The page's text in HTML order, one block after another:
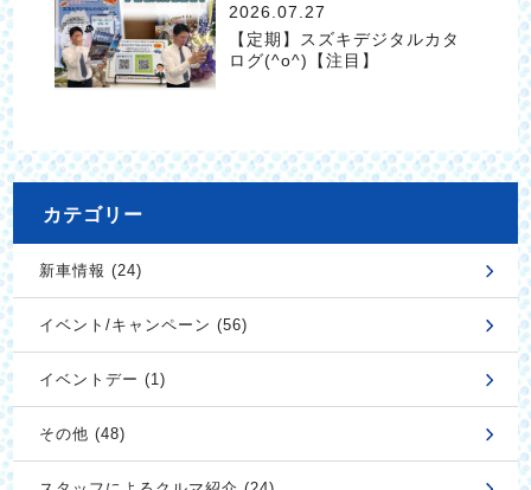
2026.07.27
【定期】スズキデジタルカタ
ログ(^o^)【注目】
カテゴリー
新車情報 (24)
イベント/キャンペーン (56)
イベントデー (1)
その他 (48)